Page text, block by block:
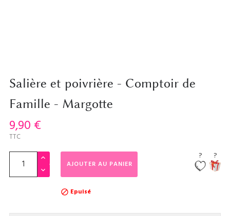
Salière et poivrière - Comptoir de
Famille - Margotte
9,90 €
TTC
AJOUTER AU PANIER
? ?
 Epuisé